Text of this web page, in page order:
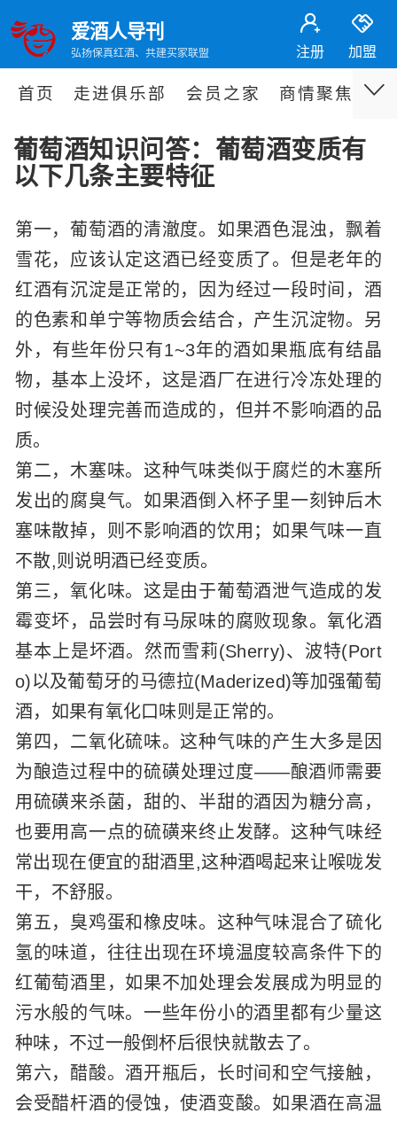
爱酒人导刊
弘扬保真红酒、共建买家联盟 注册 加盟
首页 走进俱乐部 会员之家 商情聚焦 专
葡萄酒知识问答：葡萄酒变质有
以下几条主要特征
第一，葡萄酒的清澈度。如果酒色混浊，飘着
雪花，应该认定这酒已经变质了。但是老年的
红酒有沉淀是正常的，因为经过一段时间，酒
的色素和单宁等物质会结合，产生沉淀物。另
外，有些年份只有1~3年的酒如果瓶底有结晶
物，基本上没坏，这是酒厂在进行冷冻处理的
时候没处理完善而造成的，但并不影响酒的品
质。
第二，木塞味。这种气味类似于腐烂的木塞所
发出的腐臭气。如果酒倒入杯子里一刻钟后木
塞味散掉，则不影响酒的饮用；如果气味一直
不散,则说明酒已经变质。
第三，氧化味。这是由于葡萄酒泄气造成的发
霉变坏，品尝时有马尿味的腐败现象。氧化酒
基本上是坏酒。然而雪莉(Sherry)、波特(Port
o)以及葡萄牙的马德拉(Maderized)等加强葡萄
酒，如果有氧化口味则是正常的。
第四，二氧化硫味。这种气味的产生大多是因
为酿造过程中的硫磺处理过度——酿酒师需要
用硫磺来杀菌，甜的、半甜的酒因为糖分高，
也要用高一点的硫磺来终止发酵。这种气味经
常出现在便宜的甜酒里,这种酒喝起来让喉咙发
干，不舒服。
第五，臭鸡蛋和橡皮味。这种气味混合了硫化
氢的味道，往往出现在环境温度较高条件下的
红葡萄酒里，如果不加处理会发展成为明显的
污水般的气味。一些年份小的酒里都有少量这
种味，不过一般倒杯后很快就散去了。
第六，醋酸。酒开瓶后，长时间和空气接触，
会受醋杆酒的侵蚀，使酒变酸。如果酒在高温